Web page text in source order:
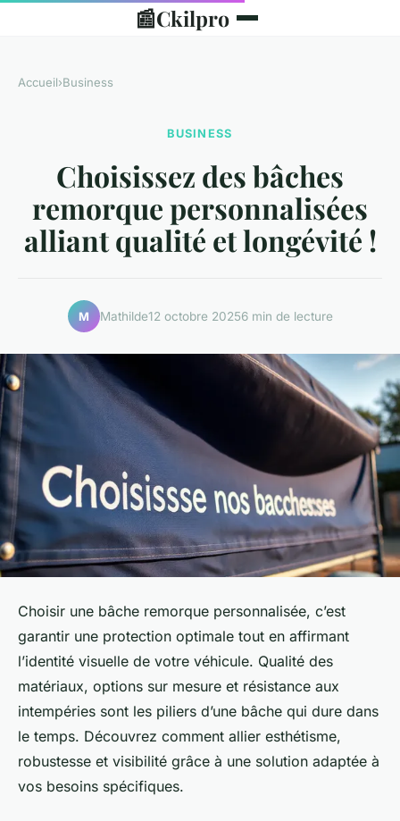
📰Ckilpro
Accueil›Business
BUSINESS
Choisissez des bâches
remorque personnalisées
alliant qualité et longévité !
M Mathilde12 octobre 20256 min de lecture
Choisir une bâche remorque personnalisée, c’est
garantir une protection optimale tout en affirmant
l’identité visuelle de votre véhicule. Qualité des
matériaux, options sur mesure et résistance aux
intempéries sont les piliers d’une bâche qui dure dans
le temps. Découvrez comment allier esthétisme,
robustesse et visibilité grâce à une solution adaptée à
vos besoins spécifiques.